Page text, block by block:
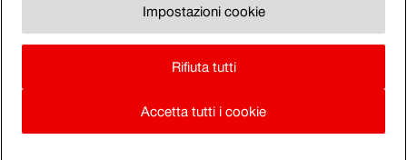
Note Legali
Impostazioni cookie
Rifiuta tutti
Accetta tutti i cookie